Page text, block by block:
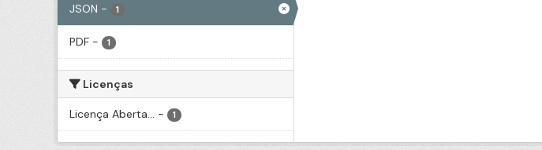
JSON - 1
PDF - 1
Licenças
Licença Aberta... - 1